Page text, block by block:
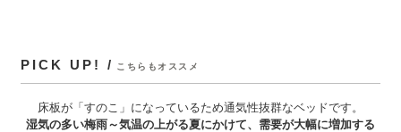
PICK UP! / こちらもオススメ
床板が「すのこ」になっているため通気性抜群なベッドです。
湿気の多い梅雨～気温の上がる夏にかけて、需要が大幅に増加する